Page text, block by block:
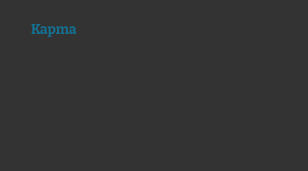
Карта